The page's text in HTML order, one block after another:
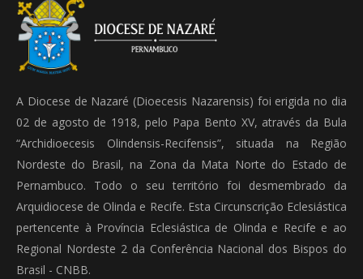
A Diocese de Nazaré (Dioecesis Nazarensis) foi erigida no dia
02 de agosto de 1918, pelo Papa Bento XV, através da Bula
“Archidioecesis Olindensis-Recifensis”, situada na Região
Nordeste do Brasil, na Zona da Mata Norte do Estado de
Pernambuco. Todo o seu território foi desmembrado da
Arquidiocese de Olinda e Recife. Esta Circunscrição Eclesiástica
pertencente à Província Eclesiástica de Olinda e Recife e ao
Regional Nordeste 2 da Conferência Nacional dos Bispos do
Brasil - CNBB.